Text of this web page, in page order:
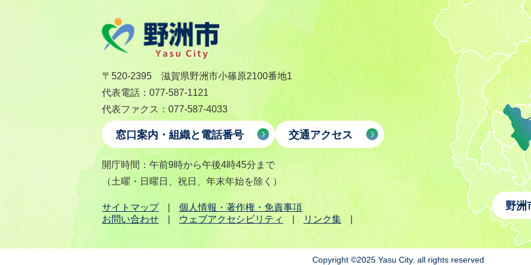
〒520-2395 滋賀県野洲市小篠原2100番地1
代表電話：077-587-1121
代表ファクス：077-587-4033
窓口案内・組織と電話番号 交通アクセス
開庁時間：午前9時から午後4時45分まで
（土曜・日曜日、祝日、年末年始を除く）
サイトマップ
個人情報・著作権・免責事項
お問い合わせ
ウェブアクセシビリティ リンク集
野洲
Copyright ©2025 Yasu City. all rights reserved